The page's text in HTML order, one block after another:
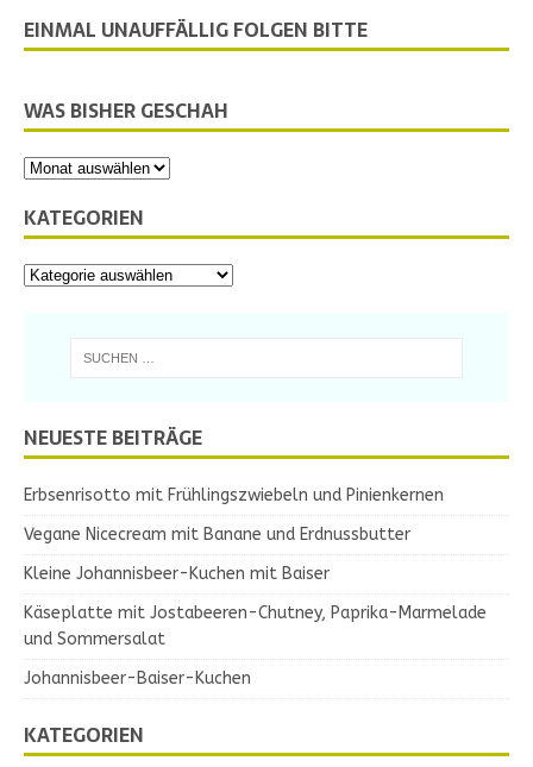
EINMAL UNAUFFÄLLIG FOLGEN BITTE
WAS BISHER GESCHAH
KATEGORIEN
NEUESTE BEITRÄGE
Erbsenrisotto mit Frühlingszwiebeln und Pinienkernen
Vegane Nicecream mit Banane und Erdnussbutter
Kleine Johannisbeer-Kuchen mit Baiser
Käseplatte mit Jostabeeren-Chutney, Paprika-Marmelade
und Sommersalat
Johannisbeer-Baiser-Kuchen
KATEGORIEN